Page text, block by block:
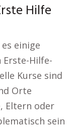
Hilfe
einige
Erste-Hilfe-
Kurse sind
Orte
Eltern oder
sein